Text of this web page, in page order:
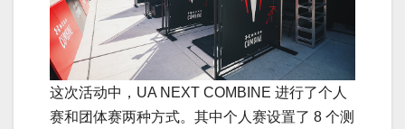
这次活动中，UA NEXT COMBINE 进行了个人
赛和团体赛两种方式。其中个人赛设置了 8 个测